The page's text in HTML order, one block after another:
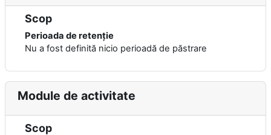
Scop
Perioada de retenție
Nu a fost definită nicio perioadă de păstrare
Module de activitate
Scop